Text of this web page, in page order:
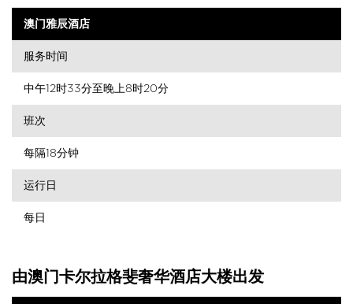
澳门雅辰酒店
服务时间
中午12时33分至晚上8时20分
班次
每隔18分钟
运行日
每日
由澳门卡尔拉格斐奢华酒店大楼出发